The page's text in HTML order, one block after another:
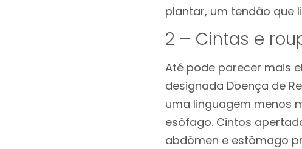
plantar, um tendão que
2 – Cintas e
Até pode parecer mais
designada Doença de
uma linguagem menos
esófago. Cintos
abdômen e estômago